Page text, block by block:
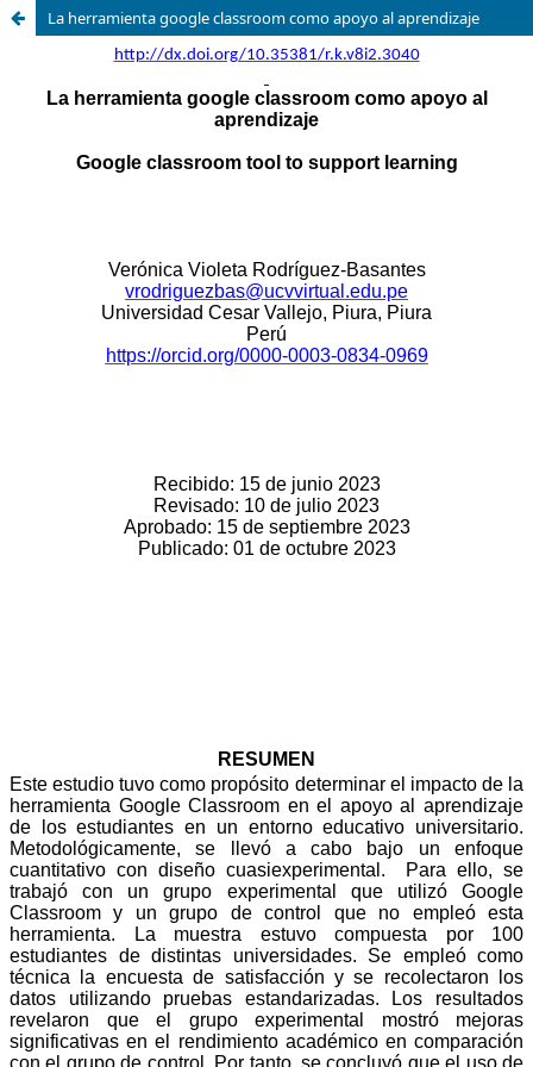
La herramienta google classroom como apoyo al aprendizaje